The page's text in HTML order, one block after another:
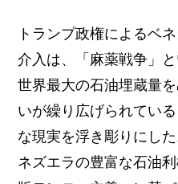
トランプ政権によるベ
介入は、「麻薬戦争」
世界最大の石油埋蔵量
いが繰り広げられてい
な現実を浮き彫りにし
ネズエラの豊富な石油